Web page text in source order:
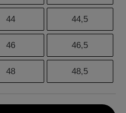
44 44,5
46 46,5
48 48,5